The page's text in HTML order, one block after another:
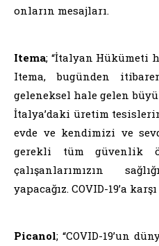
onların mesajları.
Itema; “İtalyan Hükümeti
Itema, bugünden
geleneksel hale gelen
İtalya’daki üretim
evde ve kendimizi ve
gerekli tüm güvenlik
çalışanlarımızın
yapacağız. COVID-19’a
Picanol; “COVID-19’un